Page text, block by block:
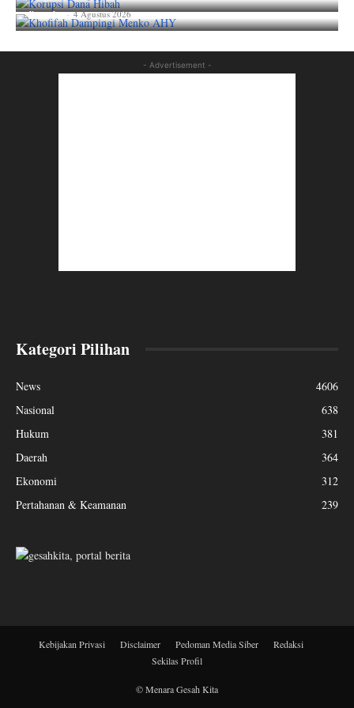
lian_aka - 4 Agustus 2026
- Advertisement -
Kategori Pilihan
News
4606
Nasional
638
Hukum
381
Daerah
364
Ekonomi
312
Pertahanan & Keamanan
239
Kebijakan Privasi Disclaimer Pedoman Media Siber
Redaksi
Sekilas Profil
© Menara Gesah Kita